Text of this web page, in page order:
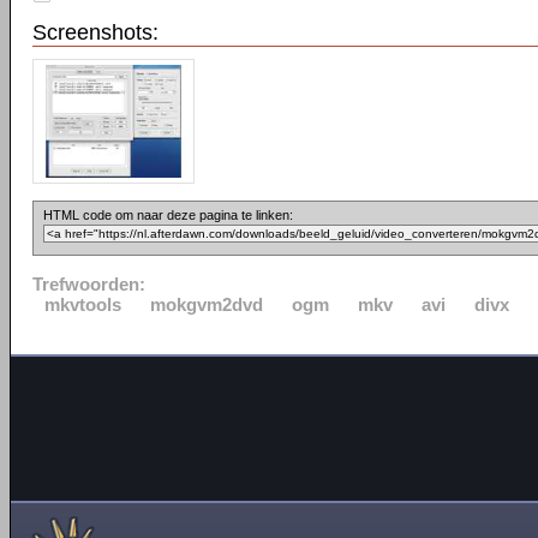
Screenshots:
HTML code om naar deze pagina te linken:
Trefwoorden:
mkvtools
mokgvm2dvd ogm mkv avi divx